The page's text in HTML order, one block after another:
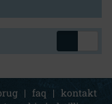
| faq | kontakt